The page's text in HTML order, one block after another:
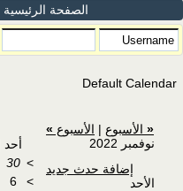
الصفحة الرئيسية
Default Calendar
« الأسبوع | الأسبوع »
نوفمبر 2022
إضافة حدث جديد
الأحد
أحد
>
30
>
6